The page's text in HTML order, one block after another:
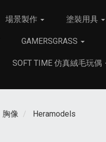
場景製作 塗裝用具
GAMERSGRASS
SOFT TIME 仿真絨毛玩偶
胸像 Heramodels